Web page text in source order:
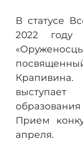
В статусе
2022 году
Прием
апреля.